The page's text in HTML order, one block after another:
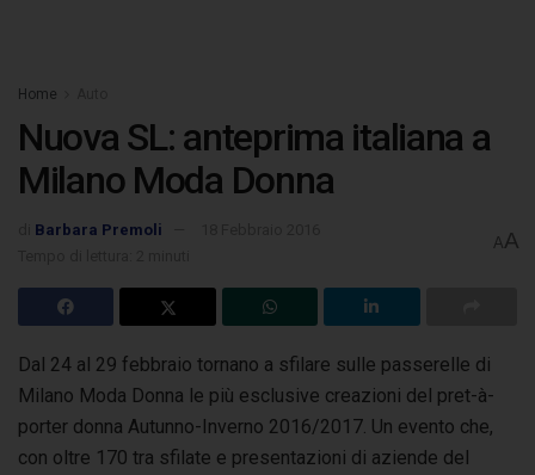
Home
Nuova SL: anteprima italiana a
Milano Moda Donna
Barbara Premoli
AA
Dal 24 al 29 febbraio tornano a sfilare sulle passerelle di
Milano Moda Donna le più esclusive creazioni del pret-à-
porter donna Autunno-Inverno 2016/2017. Un evento che,
con oltre 170 tra sfilate e presentazioni di aziende del